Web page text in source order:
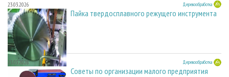
23.03.2026 Деревообработка
Пайка твердосплавного режущего инструмента
23.03.2026 Деревообработка
Советы по организации малого предприятия